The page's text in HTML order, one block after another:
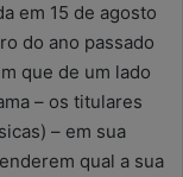
em 15 de agosto
do ano passado
que de um lado
– os titulares
– em sua
qual a sua